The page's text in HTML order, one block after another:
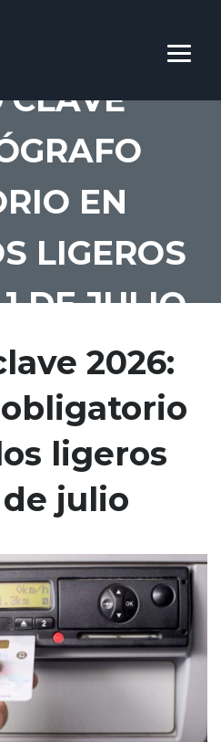
CLAVE
EN
LIGEROS
DE JULIO
2026:
ligeros
de julio